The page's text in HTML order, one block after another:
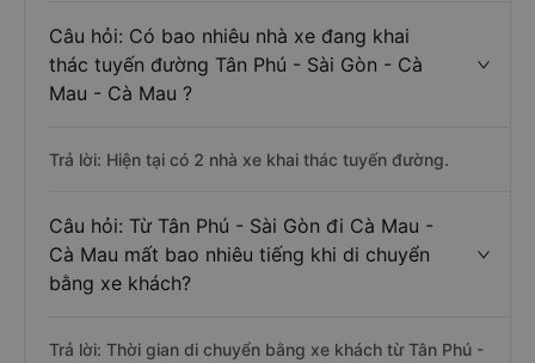
Câu hỏi: Có bao nhiêu nhà xe đang khai
thác tuyến đường Tân Phú - Sài Gòn - Cà
Mau - Cà Mau ?
Trả lời: Hiện tại có 2 nhà xe khai thác tuyến đường.
Câu hỏi: Từ Tân Phú - Sài Gòn đi Cà Mau -
Cà Mau mất bao nhiêu tiếng khi di chuyển
bằng xe khách?
Trả lời: Thời gian di chuyển bằng xe khách từ Tân Phú -